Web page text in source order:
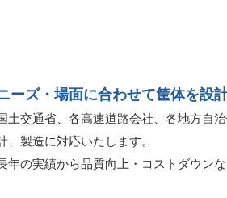
ーズ・場面に合わせて筐体を設
土交通省、各高速道路会社、各地方自
、製造に対応いたします。
年の実績から品質向上・コストダウン